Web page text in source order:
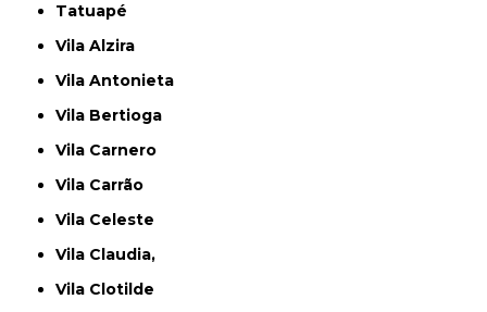
Tatuapé
Vila Alzira
Vila Antonieta
Vila Bertioga
Vila Carnero
Vila Carrão
Vila Celeste
Vila Claudia,
Vila Clotilde